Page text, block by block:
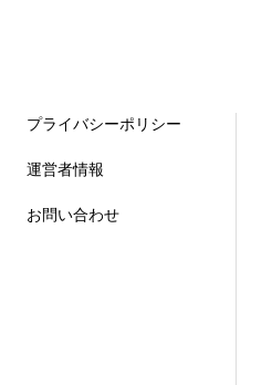
プライバシーポリシー
運営者情報
お問い合わせ